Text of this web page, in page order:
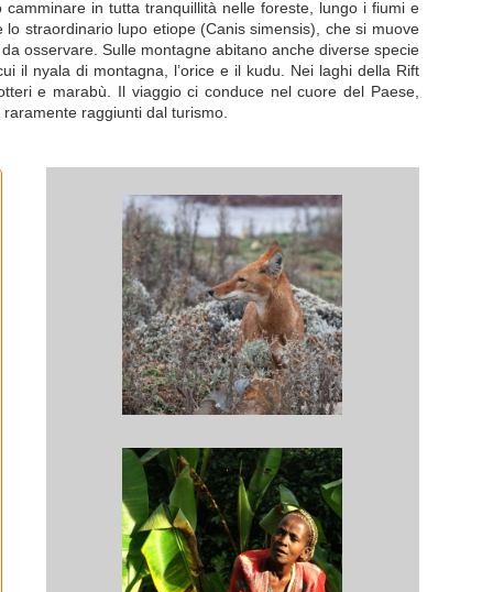
camminare in tutta tranquillità nelle foreste, lungo i fiumi e
straordinario lupo etiope (Canis simensis), che si muove
osservare. Sulle montagne abitano anche diverse specie
il nyala di montagna, l’orice e il kudu. Nei laghi della Rift
e marabù. Il viaggio ci conduce nel cuore del Paese,
raggiunti dal turismo.